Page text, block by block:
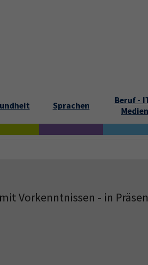
Sprachen
Beruf -
Medien
Vorkenntnissen - in